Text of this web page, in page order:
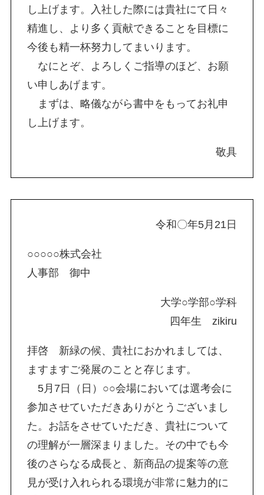
し上げます。入社した際には貴社にて日々
精進し、より多く貢献できることを目標に
今後も精一杯努力してまいります。
なにとぞ、よろしくご指導のほど、お願
い申しあげます。
まずは、略儀ながら書中をもってお礼申
し上げます。
敬具
令和〇年5月21日
○○○○○株式会社
人事部 御中
大学○学部○学科
四年生 zikiru
拝啓 新緑の候、貴社におかれましては、
ますますご発展のことと存じます。
5月7日（日）○○会場においては選考会に
参加させていただきありがとうございまし
た。お話をさせていただき、貴社について
の理解が一層深まりました。その中でも今
後のさらなる成長と、新商品の提案等の意
見が受け入れられる環境が非常に魅力的に